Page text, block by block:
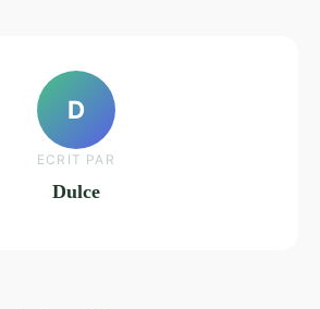
D
ECRIT PAR
Dulce